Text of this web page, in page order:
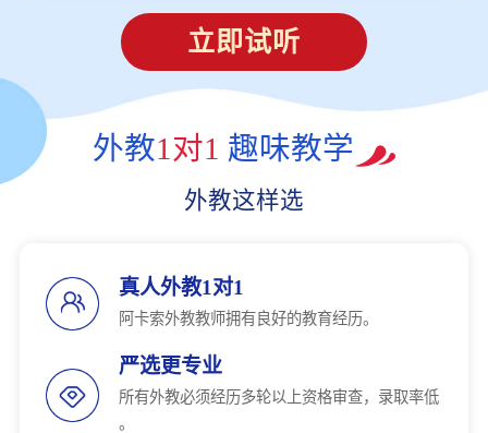
立即试听
外教1对1 趣味教学
外教这样选
真人外教1对1
阿卡索外教教师拥有良好的教育经历。
严选更专业
所有外教必须经历多轮以上资格审查，录取率低
。